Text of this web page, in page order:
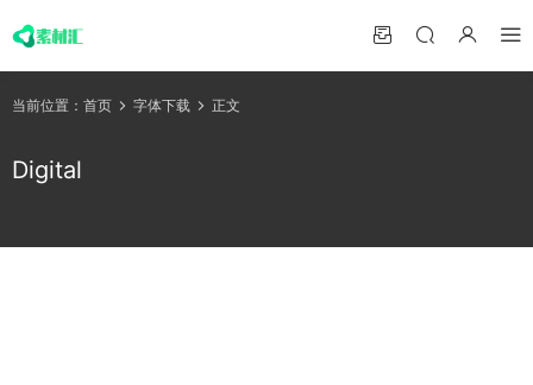
当前位置： 首页 字体下载 正文
Digital